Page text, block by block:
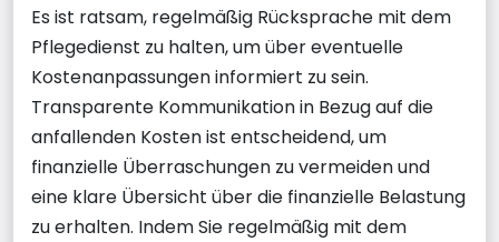
Es ist ratsam, regelmäßig Rücksprache mit dem
Pflegedienst zu halten, um über eventuelle
Kostenanpassungen informiert zu sein.
Transparente Kommunikation in Bezug auf die
anfallenden Kosten ist entscheidend, um
finanzielle Überraschungen zu vermeiden und
eine klare Übersicht über die finanzielle Belastung
zu erhalten. Indem Sie regelmäßig mit dem